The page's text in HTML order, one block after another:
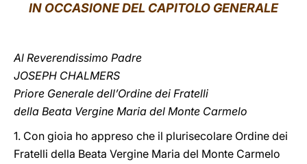
IN OCCASIONE DEL CAPITOLO GENERALE
Al Reverendissimo Padre
JOSEPH CHALMERS
Priore Generale dell’Ordine dei Fratelli
della Beata Vergine Maria del Monte Carmelo
1. Con gioia ho appreso che il plurisecolare Ordine dei
Fratelli della Beata Vergine Maria del Monte Carmelo